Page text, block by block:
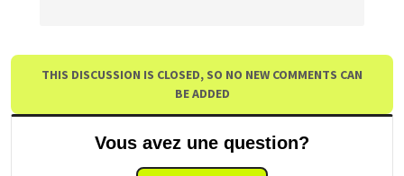
THIS DISCUSSION IS CLOSED, SO NO NEW COMMENTS CAN
BE ADDED
Vous avez une question?